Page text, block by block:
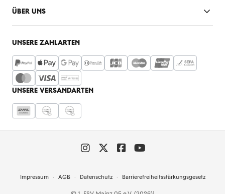
ÜBER UNS
UNSERE ZAHLARTEN
UNSERE VERSANDARTEN
Impressum AGB Datenschutz Barrierefreiheitsstärkungsgesetz